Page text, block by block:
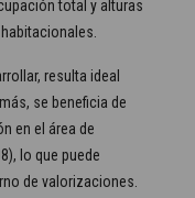
total y alturas
resulta ideal
se beneficia de
en el área de
lo que puede
de valorizaciones.